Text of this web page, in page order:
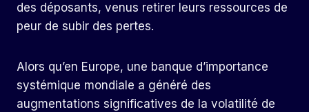
des déposants, venus retirer leurs ressources de
peur de subir des pertes.
Alors qu’en Europe, une banque d’importance
systémique mondiale a généré des
augmentations significatives de la volatilité de